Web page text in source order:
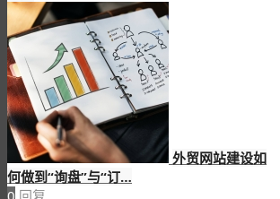
外贸网站建设如
何做到“询盘”与“订…
0 回复